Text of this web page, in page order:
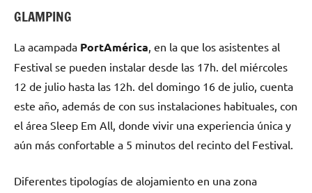
GLAMPING
La acampada PortAmérica , en la que los asistentes al
Festival se pueden instalar desde las 17h. del miércoles
12 de julio hasta las 12h. del domingo 16 de julio, cuenta
este año, además de con sus instalaciones habituales, con
el área Sleep Em All, donde vivir una experiencia única y
aún más confortable a 5 minutos del recinto del Festival.
Diferentes tipologías de alojamiento en una zona